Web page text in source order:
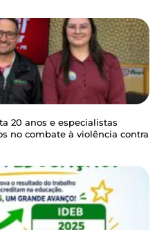
20 anos e especialistas
no combate à violência contra